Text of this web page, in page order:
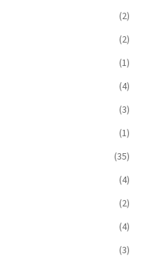
(2)
(2)
(1)
(4)
(3)
(1)
(35)
(4)
(2)
(4)
(3)